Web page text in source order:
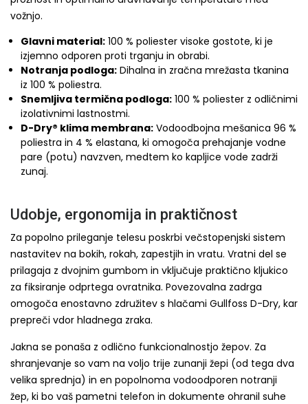
vožnjo.
Glavni material: 100 % poliester visoke gostote, ki je
izjemno odporen proti trganju in obrabi.
Notranja podloga: Dihalna in zračna mrežasta tkanina
iz 100 % poliestra.
Snemljiva termična podloga: 100 % poliester z odličnimi
izolativnimi lastnostmi.
D-Dry® klima membrana: Vodoodbojna mešanica 96 %
poliestra in 4 % elastana, ki omogoča prehajanje vodne
pare (potu) navzven, medtem ko kapljice vode zadrži
zunaj.
Udobje, ergonomija in praktičnost
Za popolno prileganje telesu poskrbi večstopenjski sistem
nastavitev na bokih, rokah, zapestjih in vratu. Vratni del se
prilagaja z dvojnim gumbom in vključuje praktično kljukico
za fiksiranje odprtega ovratnika. Povezovalna zadrga
omogoča enostavno združitev s hlačami Gullfoss D-Dry, kar
prepreči vdor hladnega zraka.
Jakna se ponaša z odlično funkcionalnostjo žepov. Za
shranjevanje so vam na voljo trije zunanji žepi (od tega dva
velika sprednja) in en popolnoma vodoodporen notranji
žep, ki bo vaš pametni telefon in dokumente ohranil suhe